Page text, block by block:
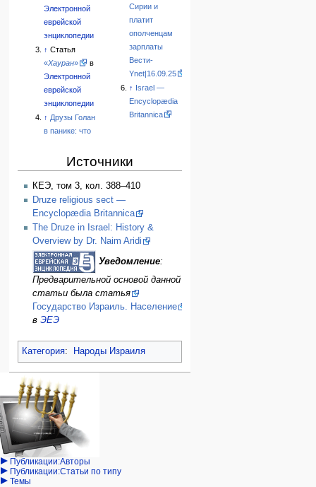
Электронной
еврейской
энциклопедии
↑ Статья
«Хауран»
в
Электронной
еврейской
энциклопедии
↑ Друзы Голан
в панике: что
Сирии и
платит
ополченцам
зарплаты
Вести-
Ynet|16.09.25
↑ Israel —
Encyclopædia
Britannica
Источники
КЕЭ, том 3, кол. 388–410
Druze religious sect —
Encyclopædia Britannica
The Druze in Israel: History &
Overview by Dr. Naim Aridi
Уведомление:
Предварительной основой данной
статьи была статья
Государство Израиль. Население
в ЭЕЭ
Категория: Народы Израиля
Навигация
персональные инструменты
войти
запрос
учётной
записи
категории
Израиль:Страна и
государство
Иудаизм
Народ
Проекты
Проекты/Участники/
дополнения
Публикации:Авторы
Публикации:Статьи по типу
Темы